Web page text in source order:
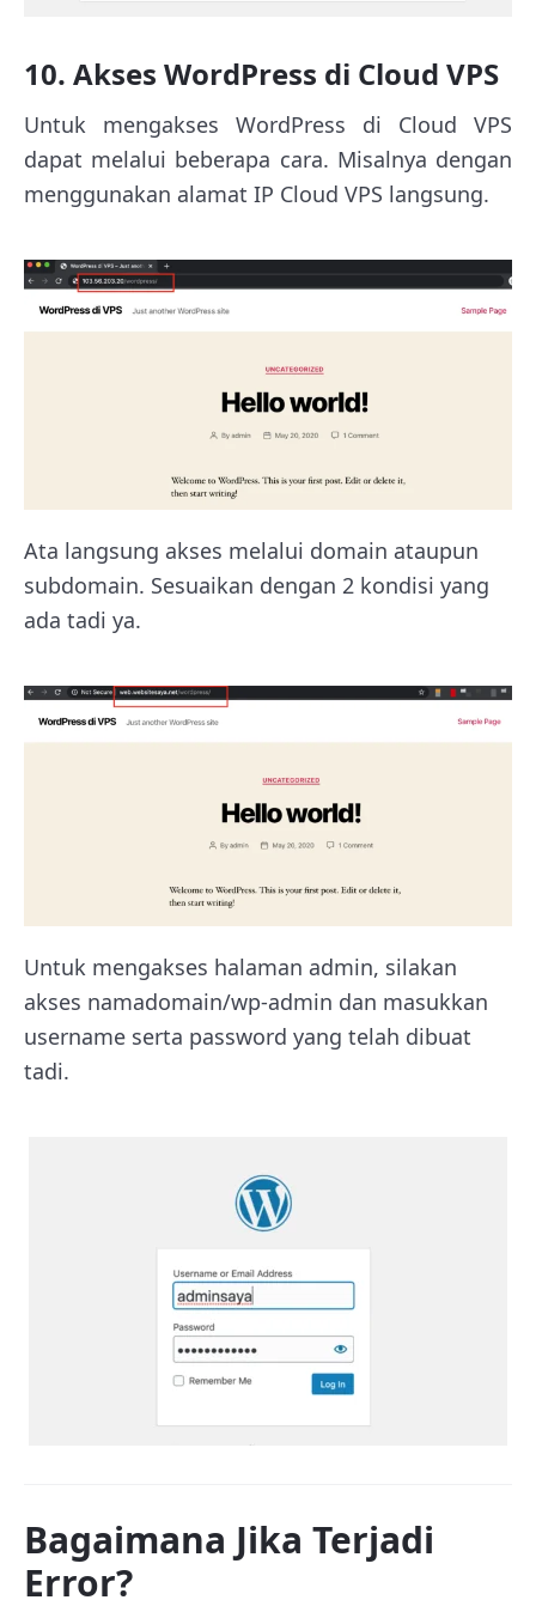
10. Akses WordPress di Cloud VPS
Untuk mengakses WordPress di Cloud VPS
dapat melalui beberapa cara. Misalnya dengan
menggunakan alamat IP Cloud VPS langsung.
Ata langsung akses melalui domain ataupun
subdomain. Sesuaikan dengan 2 kondisi yang
ada tadi ya.
Untuk mengakses halaman admin, silakan
akses namadomain/wp-admin dan masukkan
username serta password yang telah dibuat
tadi.
Bagaimana Jika Terjadi
Error?